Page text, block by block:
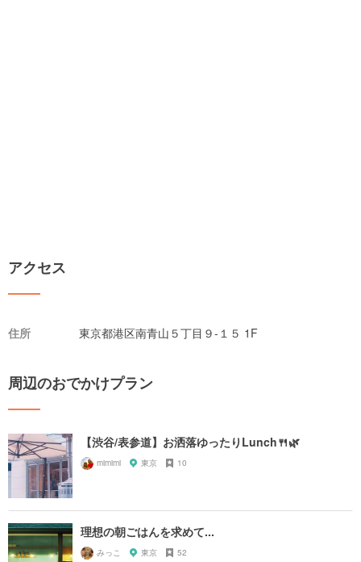
アクセス
住所 東京都港区南青山５丁目９-１５ 1F
周辺のおでかけプラン
【渋谷/表参道】お洒落ゆったりLunch🍴🌿
mimimi 東京 10
理想の朝ごはんを求めて...
みっこ 東京 52